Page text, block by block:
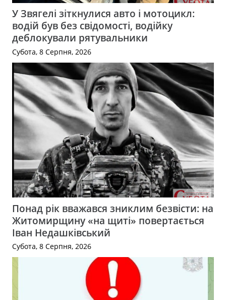
У Звягелі зіткнулися авто і мотоцикл:
водій був без свідомості, водійку
деблокували рятувальники
Субота, 8 Серпня, 2026
Понад рік вважався зниклим безвісти: на
Житомирщину «на щиті» повертається
Іван Недашківський
Субота, 8 Серпня, 2026